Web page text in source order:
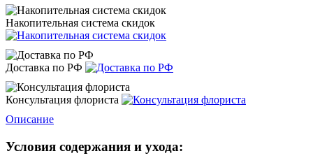
Накопительная система скидок
Доставка по РФ
Консультация флориста
Описание
Условия содержания и ухода: